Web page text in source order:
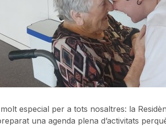
especial per a tots nosaltres: la
una agenda plena d’activitats